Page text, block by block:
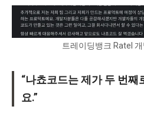
트레이딩뱅크 Ratel
“나쵸코드는 제가 두 번째
요.”